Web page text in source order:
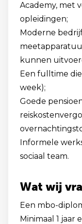
Academy, met
opleidingen;
Moderne
kunnen
Een fulltime
week);
Goede
Informele
sociaal team.
Wat wij
Een mbo-
Minimaal 1 jaar